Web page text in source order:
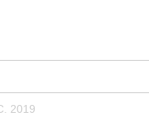
2019